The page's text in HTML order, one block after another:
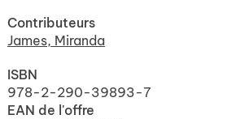
Contributeurs
James, Miranda
ISBN
978-2-290-39893-7
EAN de l'offre